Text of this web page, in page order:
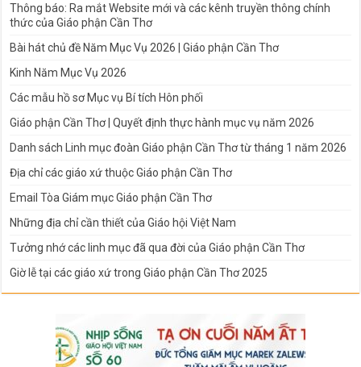
Thông báo: Ra mắt Website mới và các kênh truyền thông chính
thức của Giáo phận Cần Thơ
Bài hát chủ đề Năm Mục Vụ 2026 | Giáo phận Cần Thơ
Kinh Năm Mục Vụ 2026
Các mẫu hồ sơ Mục vụ Bí tích Hôn phối
Giáo phận Cần Thơ | Quyết định thực hành mục vụ năm 2026
Danh sách Linh mục đoàn Giáo phận Cần Thơ từ tháng 1 năm 2026
Địa chỉ các giáo xứ thuộc Giáo phận Cần Thơ
Email Tòa Giám mục Giáo phận Cần Thơ
Những địa chỉ cần thiết của Giáo hội Việt Nam
Tưởng nhớ các linh mục đã qua đời của Giáo phận Cần Thơ
Giờ lễ tại các giáo xứ trong Giáo phận Cần Thơ 2025